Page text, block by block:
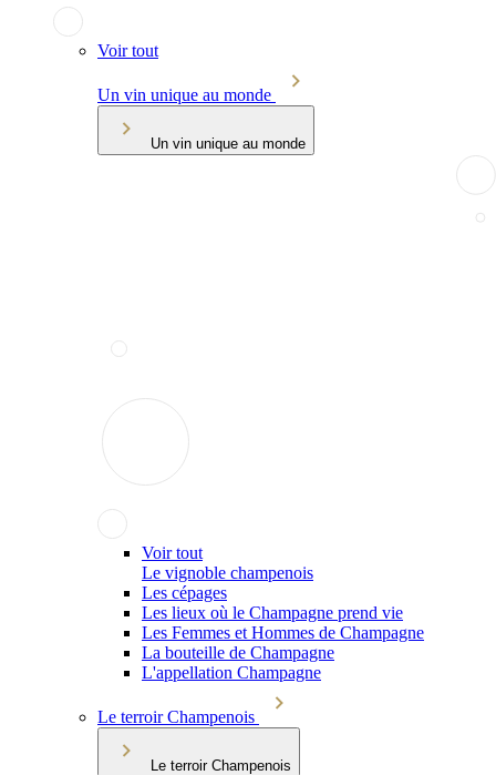
Voir tout
Un vin unique au monde
Un vin unique au monde
Voir tout
Le vignoble champenois
Les cépages
Les lieux où le Champagne prend vie
Les Femmes et Hommes de Champagne
La bouteille de Champagne
L'appellation Champagne
Le terroir Champenois
Le terroir Champenois